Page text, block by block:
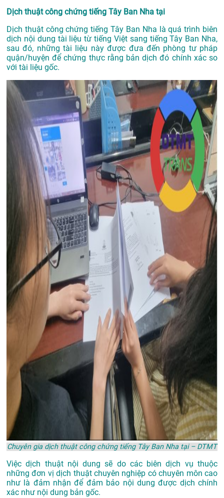
Dịch thuật công chứng tiếng Tây Ban Nha tại
Dịch thuật công chứng tiếng Tây Ban Nha là quá trình biên
dịch nội dung tài liệu từ tiếng Việt sang tiếng Tây Ban Nha,
sau đó, những tài liệu này được đưa đến phòng tư pháp
quận/huyện để chứng thực rằng bản dịch đó chính xác so
với tài liệu gốc.
Chuyên gia dịch thuật công chứng tiếng Tây Ban Nha tại – DTMT
Việc dịch thuật nội dung sẽ do các biên dịch vụ thuộc
những đơn vị dịch thuật chuyên nghiệp có chuyên môn cao
như là đảm nhận để đảm bảo nội dung được dịch chính
xác như nội dung bản gốc.